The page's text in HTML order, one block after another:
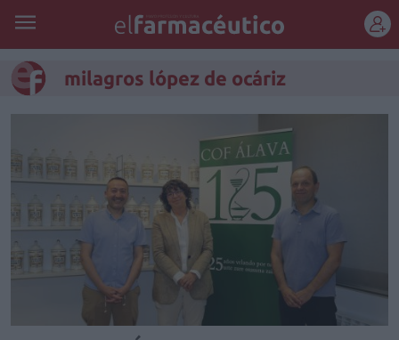
milagros lópez de ocáriz